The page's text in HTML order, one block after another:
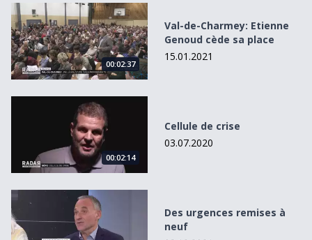
Val-de-Charmey: Etienne Genoud cède sa place
00:02:37
Val-de-Charmey: Etienne
Genoud cède sa place
15.01.2021
Cellule de crise
00:02:14
Cellule de crise
03.07.2020
Des urgences remises à neuf
Des urgences remises à
neuf